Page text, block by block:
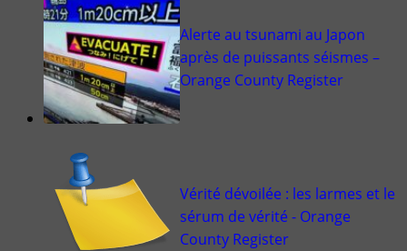
Alerte au tsunami au Japon
après de puissants séismes –
Orange County Register
Vérité dévoilée : les larmes et le
sérum de vérité - Orange
County Register